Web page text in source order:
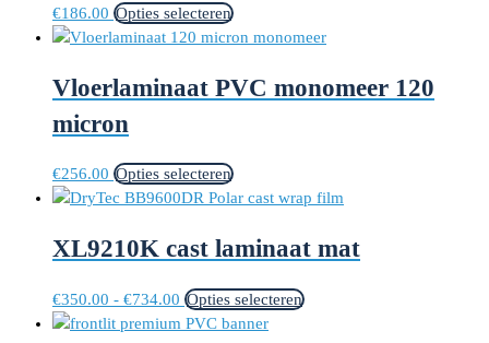
€186.00 Opties selecterenDit
product
meerdere
kan
gekozen
op
productpagina
Vloerlaminaat PVC monomeer 120
micron
€256.00 Opties selecterenDit
product
meerdere
Deze
optie
XL9210K cast laminaat mat
€350.00 - €734.00 Prijsklasse:
€350.00
Opties selecterenDit